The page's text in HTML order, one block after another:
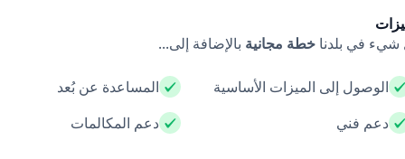
في بلدنا خطة مجانية بالإضافة إلى...
الوصول إلى الميزات الأساسية
المساعدة عن بُعد
دعم فني
دعم المكالمات